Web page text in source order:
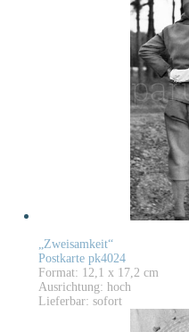
„Zweisamkeit“
Postkarte pk4024
Format: 12,1 x 17,2 cm
Ausrichtung: hoch
Lieferbar: sofort